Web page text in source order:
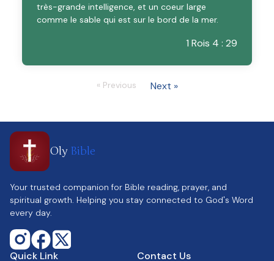
très-grande intelligence, et un coeur large
comme le sable qui est sur le bord de la mer.
1 Rois 4 : 29
« Previous Next »
Oly Bible
Your trusted companion for Bible reading, prayer, and
spiritual growth. Helping you stay connected to God's Word
every day.
Quick Link Contact Us